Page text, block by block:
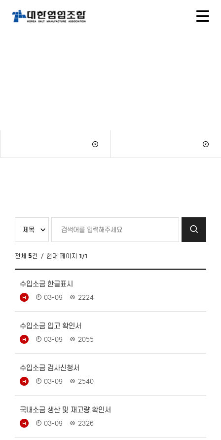
전체 5건 / 현재 페이지 1/1
수입소금 한글표시
03-09 2224
수입소금 입고 확인서
03-09 2055
수입소금 검사신청서
03-09 2540
국내소금 생산 및 재고량 확인서
03-09 2326